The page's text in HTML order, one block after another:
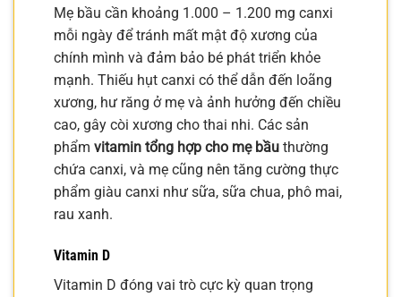
Mẹ bầu cần khoảng 1.000 – 1.200 mg canxi
mỗi ngày để tránh mất mật độ xương của
chính mình và đảm bảo bé phát triển khỏe
mạnh. Thiếu hụt canxi có thể dẫn đến loãng
xương, hư răng ở mẹ và ảnh hưởng đến chiều
cao, gây còi xương cho thai nhi. Các sản
phẩm vitamin tổng hợp cho mẹ bầu thường
chứa canxi, và mẹ cũng nên tăng cường thực
phẩm giàu canxi như sữa, sữa chua, phô mai,
rau xanh.
Vitamin D
Vitamin D đóng vai trò cực kỳ quan trọng